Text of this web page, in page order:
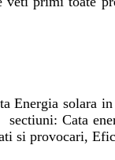
Energia solara
Cata
si provocari,